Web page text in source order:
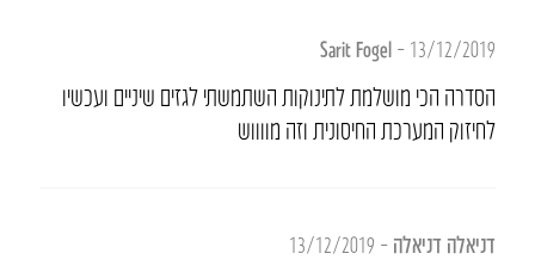
Sarit Fogel – 13/12/2019
הסדרה הכי מושלמת לתינוקות השתמשתי לגזים שיניים ועכשיו
לחיזוק המערכת החיסונית וזה מווווש
דניאלה דניאלה –
13/12/2019